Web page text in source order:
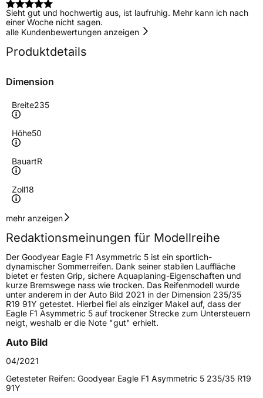
Sieht gut und hochwertig aus, ist laufruhig. Mehr kann ich nach
einer Woche nicht sagen.
alle Kundenbewertungen anzeigen
Produktdetails
Dimension
Breite235
Höhe50
BauartR
Zoll18
Geschwindigkeitsindex
Höchstgeschwindigkeit
300 km/h
Lastindex101
Höchstlast825 kg
Gewicht (in kg)11,81 kg
Fahrzeugtyp
VerwendungSommerreifen
Modellname
mehr anzeigen
Redaktionsmeinungen für Modellreihe
Der Goodyear Eagle F1 Asymmetric 5 ist ein sportlich-
dynamischer Sommerreifen. Dank seiner stabilen Lauffläche
bietet er festen Grip, sichere Aquaplaning-Eigenschaften und
kurze Bremswege nass wie trocken. Das Reifenmodell wurde
unter anderem in der Auto Bild 2021 in der Dimension 235/35
R19 91Y getestet. Hierbei fiel als einziger Makel auf, dass der
Eagle F1 Asymmetric 5 auf trockener Strecke zum Untersteuern
neigt, weshalb er die Note "gut" erhielt.
Auto Bild
04/2021
Getesteter Reifen: Goodyear Eagle F1 Asymmetric 5 235/35 R19
91Y